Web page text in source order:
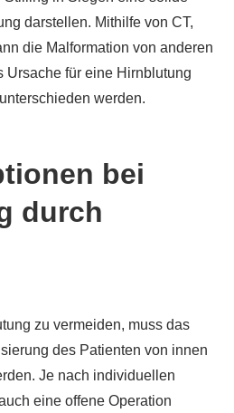
darstellen. Mithilfe von CT,
die Malformation von anderen
für eine Hirnblutung
werden.
bei
durch
zu vermeiden, muss das
des Patienten von innen
Je nach individuellen
eine offene Operation